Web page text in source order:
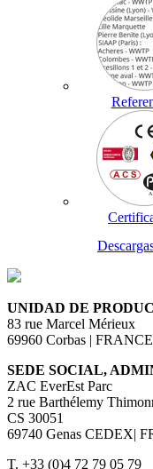
UNIDAD DE
83 rue Marcel Mérieux
69960 Corbas | FRANCE
SEDE SOCIAL,
ZAC EverEst Parc
2 rue Barthélemy
CS 30051
69740 Genas CEDEX|
T. +33 (0)4 72 79 05 79